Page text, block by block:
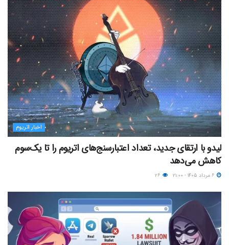
اخبار اتریوم
لیدو با ارتقای جدید، تعداد اعتبارسنج‌های اتریوم را تا یک‌سوم
کاهش می‌دهد